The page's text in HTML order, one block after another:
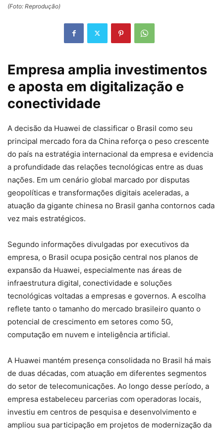
(Foto: Reprodução)
Empresa amplia investimentos
e aposta em digitalização e
conectividade
A decisão da Huawei de classificar o Brasil como seu
principal mercado fora da China reforça o peso crescente
do país na estratégia internacional da empresa e evidencia
a profundidade das relações tecnológicas entre as duas
nações. Em um cenário global marcado por disputas
geopolíticas e transformações digitais aceleradas, a
atuação da gigante chinesa no Brasil ganha contornos cada
vez mais estratégicos.
Segundo informações divulgadas por executivos da
empresa, o Brasil ocupa posição central nos planos de
expansão da Huawei, especialmente nas áreas de
infraestrutura digital, conectividade e soluções
tecnológicas voltadas a empresas e governos. A escolha
reflete tanto o tamanho do mercado brasileiro quanto o
potencial de crescimento em setores como 5G,
computação em nuvem e inteligência artificial.
A Huawei mantém presença consolidada no Brasil há mais
de duas décadas, com atuação em diferentes segmentos
do setor de telecomunicações. Ao longo desse período, a
empresa estabeleceu parcerias com operadoras locais,
investiu em centros de pesquisa e desenvolvimento e
ampliou sua participação em projetos de modernização da